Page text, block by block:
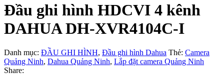
Đầu ghi hình HDCVI 4 kênh
DAHUA DH-XVR4104C-I
Danh mục: ĐẦU GHI HÌNH, Đầu ghi hình Dahua Thẻ: Camera
Quảng Ninh, Dahua Quảng Ninh, Lắp đặt camera Quảng Ninh
Share: